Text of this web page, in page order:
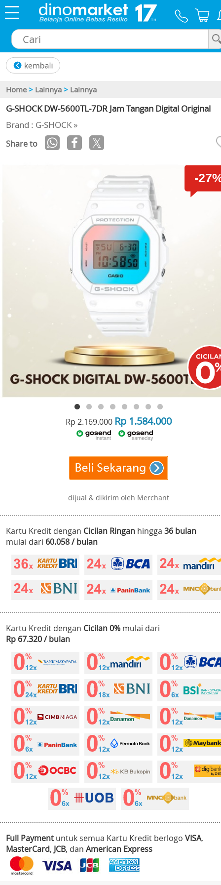
Home > Lainnya > Lainnya
G-SHOCK DW-5600TL-7DR Jam Tangan Digital Original
Brand : G-SHOCK »
Share to
-
Rp 2.169.000Rp 1.584.000
dijual & dikirim oleh Merchant
Kartu Kredit dengan Cicilan Ringan hingga 36 bulan
mulai dari 60.058 / bulan
Kartu Kredit dengan Cicilan 0% mulai dari
Rp 67.320 / bulan
Full Payment untuk semua Kartu Kredit berlogo VISA,
MasterCard, JCB, dan American Express